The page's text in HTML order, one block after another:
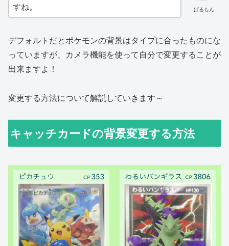
ばるもん
すね。
デフォルトだとポケモンの背景はタイプに合ったものにな
っていますが、カメラ機能を使って自分で変更することが
出来ますよ！
変更する方法について解説していきます～
キャッチカードの背景変更する方法